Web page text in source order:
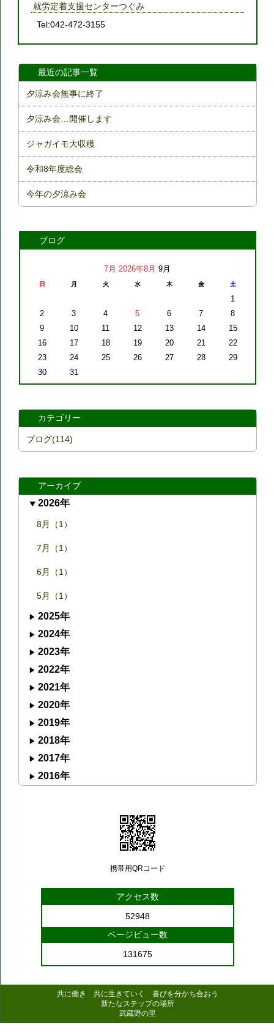
就労定着支援センターつぐみ
Tel:042-472-3155
最近の記事一覧
夕涼み会無事に終了
夕涼み会…開催します
ジャガイモ大収穫
令和8年度総会
今年の夕涼み会
ブログ
7月 2026年8月 9月
日 月 火 水 木 金 土
1
2
3 4 5 6 7
8
9
10 11 12 13 14
15
16
17 18 19 20 21
22
23
24 25 26 27 28
29
30
31
カテゴリー
ブログ(114)
アーカイブ
2026年
8月（1）
7月（1）
6月（1）
5月（1）
2025年
2024年
2023年
2022年
2021年
2020年
2019年
2018年
2017年
2016年
携帯用QRコード
アクセス数
52948
ページビュー数
131675
共に働き 共に生きていく 喜びを分かち合おう
新たなステップの場所
武蔵野の里